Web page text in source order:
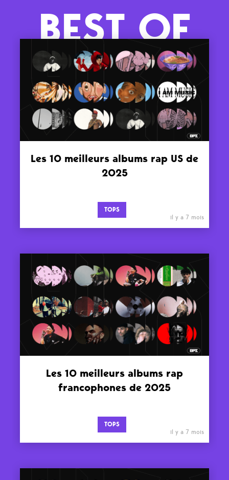
BEST OF
Les 10 meilleurs albums rap US de
2025
TOPS
il y a 7 mois
Les 10 meilleurs albums rap
francophones de 2025
TOPS
il y a 7 mois